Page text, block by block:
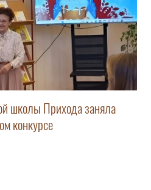
школы Прихода заняла
конкурсе